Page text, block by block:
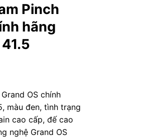
Pinch
hãng
OS chính
màu đen, tình trạng
cao cấp, đế cao
nghệ Grand OS